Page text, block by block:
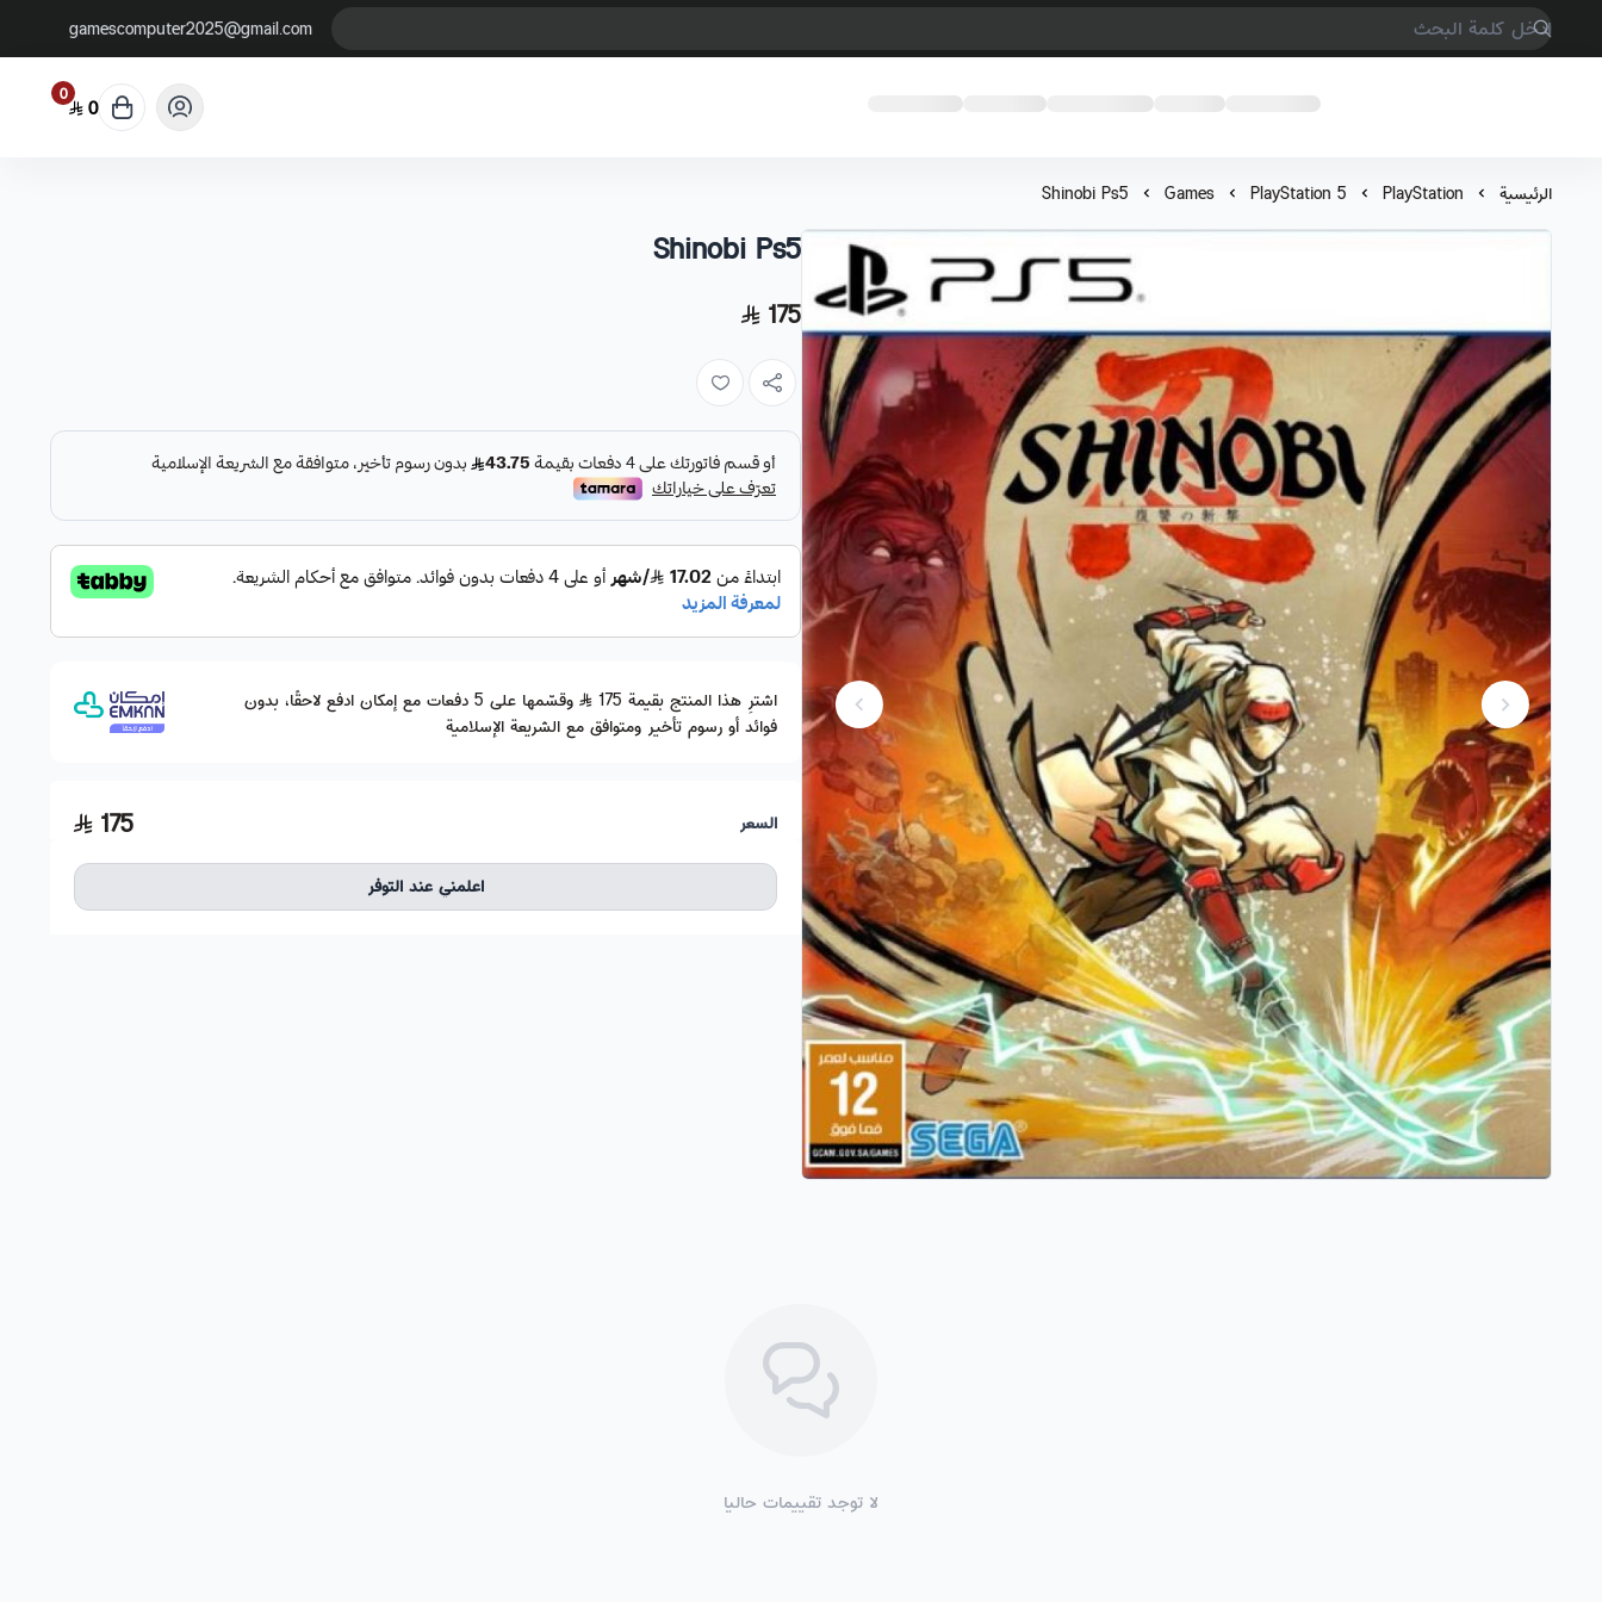
gamescomputer2025@gmail.com
0 0
الرئيسية PlayStation
PlayStation 5
Games
Shinobi Ps5
Shinobi Ps5
175
اشترِ هذا المنتج بقيمة 175
وقسّمها على 5 دفعات مع إمكان ادفع لاحقًا، بدون
فوائد أو رسوم تأخير ومتوافق مع الشريعة الإسلامية
السعر 175
اعلمني عند التوفر
لا توجد تقييمات حاليا